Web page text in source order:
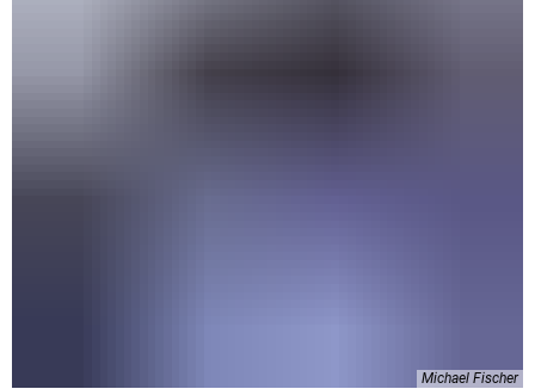
Michael Fischer